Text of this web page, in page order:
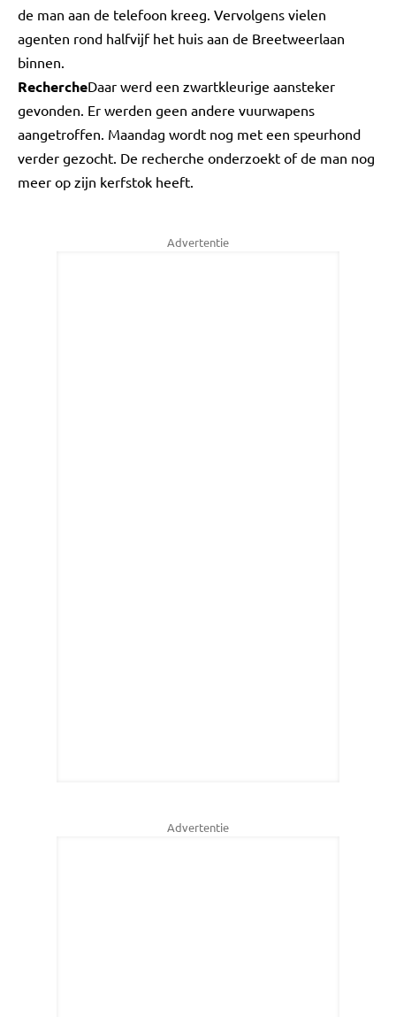
de man aan de telefoon kreeg. Vervolgens vielen
agenten rond halfvijf het huis aan de Breetweerlaan
binnen.
RechercheDaar werd een zwartkleurige aansteker
gevonden. Er werden geen andere vuurwapens
aangetroffen. Maandag wordt nog met een speurhond
verder gezocht. De recherche onderzoekt of de man nog
meer op zijn kerfstok heeft.
Advertentie
Advertentie